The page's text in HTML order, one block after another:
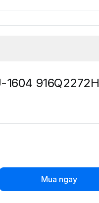
1604 916Q2272H
Mua ngay